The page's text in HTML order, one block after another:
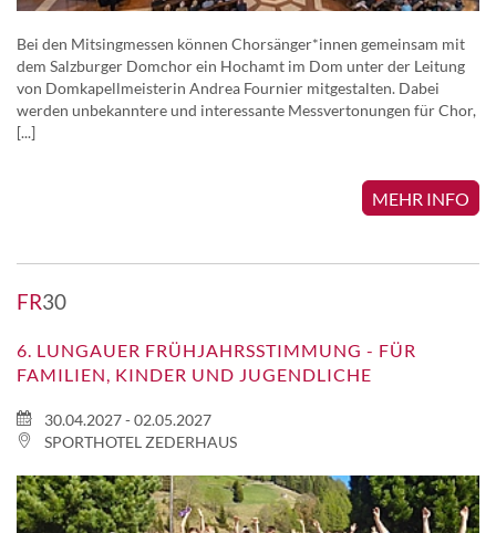
Bei den Mitsingmessen können Chorsänger*innen gemeinsam mit
dem Salzburger Domchor ein Hochamt im Dom unter der Leitung
von Domkapellmeisterin Andrea Fournier mitgestalten. Dabei
werden unbekanntere und interessante Messvertonungen für Chor,
[...]
MEHR INFO
FR30
6. LUNGAUER FRÜHJAHRSSTIMMUNG - FÜR
FAMILIEN, KINDER UND JUGENDLICHE
30.04.2027 - 02.05.2027
SPORTHOTEL ZEDERHAUS